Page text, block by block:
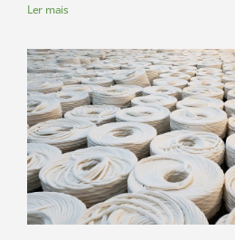
Ler mais